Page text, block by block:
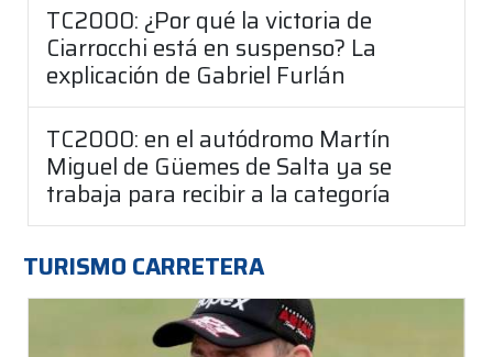
TC2000: ¿Por qué la victoria de
Ciarrocchi está en suspenso? La
explicación de Gabriel Furlán
TC2000: en el autódromo Martín
Miguel de Güemes de Salta ya se
trabaja para recibir a la categoría
TURISMO CARRETERA